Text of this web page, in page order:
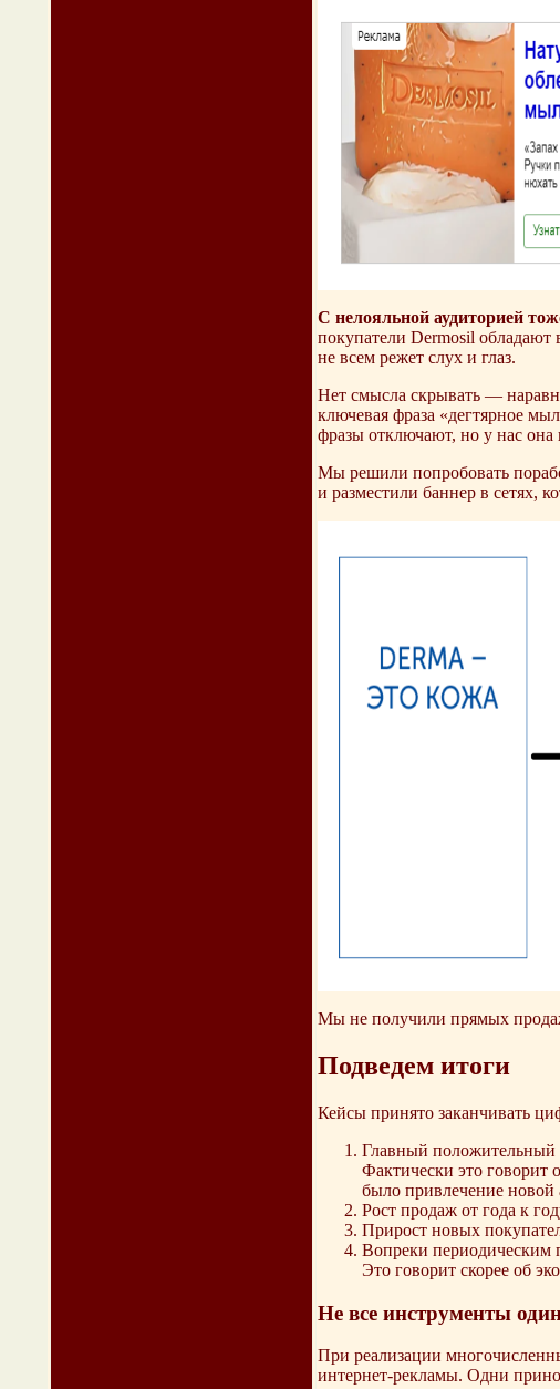
С нелояльной аудиторией
покупатели Dermosil
не всем режет слух и глаз.
Нет смысла скрывать —
ключевая фраза «дегтярное
фразы отключают, но у нас она
Мы решили попробовать
и разместили баннер в сетях,
Мы не получили прямых
Подведем итоги
Кейсы принято заканчивать
Главный положительный
Фактически это говорит
было привлечение новой
Рост продаж от года к
Прирост новых
Вопреки периодическим
Это говорит скорее об
Не все инструменты
При реализации
интернет-рекламы. Одни